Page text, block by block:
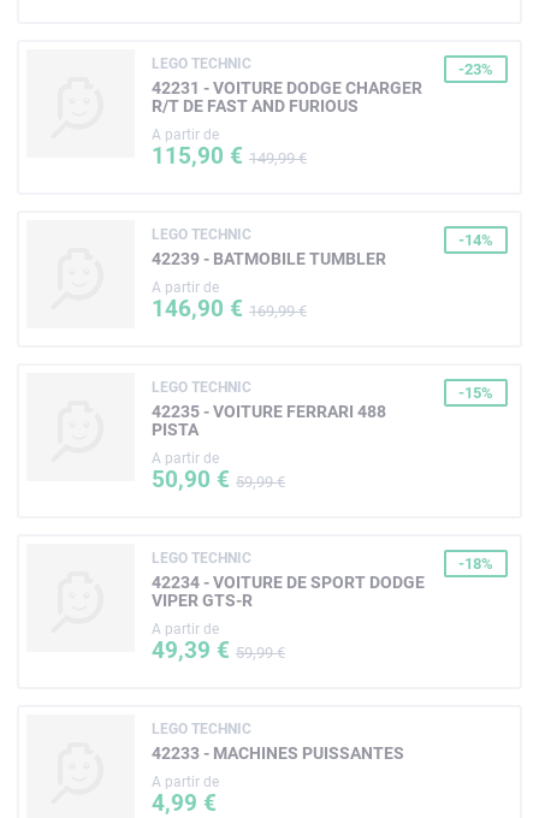
LEGO TECHNIC
42231 - VOITURE DODGE CHARGER
R/T DE FAST AND FURIOUS
A partir de
115,90 € 149,99 €
-23%
LEGO TECHNIC
42239 - BATMOBILE TUMBLER
A partir de
146,90 € 169,99 €
-14%
LEGO TECHNIC
42235 - VOITURE FERRARI 488
PISTA
A partir de
50,90 € 59,99 €
-15%
LEGO TECHNIC
42234 - VOITURE DE SPORT DODGE
VIPER GTS-R
A partir de
49,39 € 59,99 €
-18%
LEGO TECHNIC
42233 - MACHINES PUISSANTES
A partir de
4,99 €